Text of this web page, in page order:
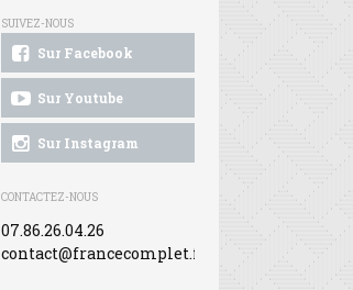
SUIVEZ-NOUS
Sur Facebook
Sur Youtube
Sur Instagram
CONTACTEZ-NOUS
07.86.26.04.26
contact@francecomplet.fr